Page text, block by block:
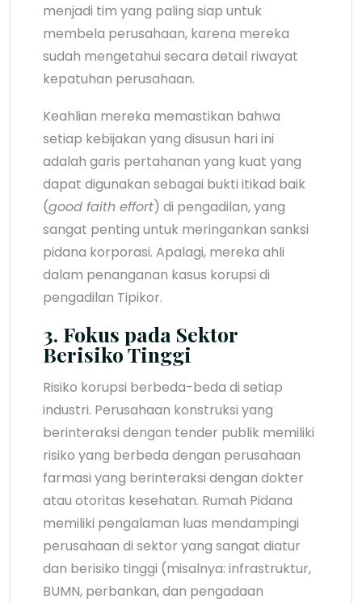
menjadi tim yang paling siap untuk
membela perusahaan, karena mereka
sudah mengetahui secara detail riwayat
kepatuhan perusahaan.
Keahlian mereka memastikan bahwa
setiap kebijakan yang disusun hari ini
adalah garis pertahanan yang kuat yang
dapat digunakan sebagai bukti itikad baik
(good faith effort) di pengadilan, yang
sangat penting untuk meringankan sanksi
pidana korporasi. Apalagi, mereka ahli
dalam penanganan kasus korupsi di
pengadilan Tipikor.
3. Fokus pada Sektor
Berisiko Tinggi
Risiko korupsi berbeda-beda di setiap
industri. Perusahaan konstruksi yang
berinteraksi dengan tender publik memiliki
risiko yang berbeda dengan perusahaan
farmasi yang berinteraksi dengan dokter
atau otoritas kesehatan. Rumah Pidana
memiliki pengalaman luas mendampingi
perusahaan di sektor yang sangat diatur
dan berisiko tinggi (misalnya: infrastruktur,
BUMN, perbankan, dan pengadaan